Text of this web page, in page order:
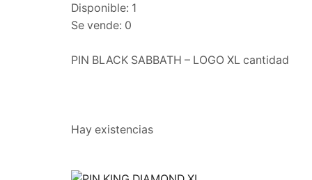
Disponible: 1
Se vende: 0
PIN BLACK SABBATH – LOGO XL cantidad
Hay existencias